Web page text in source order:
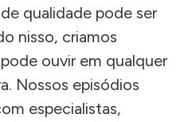
qualidade pode ser
nisso, criamos
ouvir em qualquer
Nossos episódios
especialistas,